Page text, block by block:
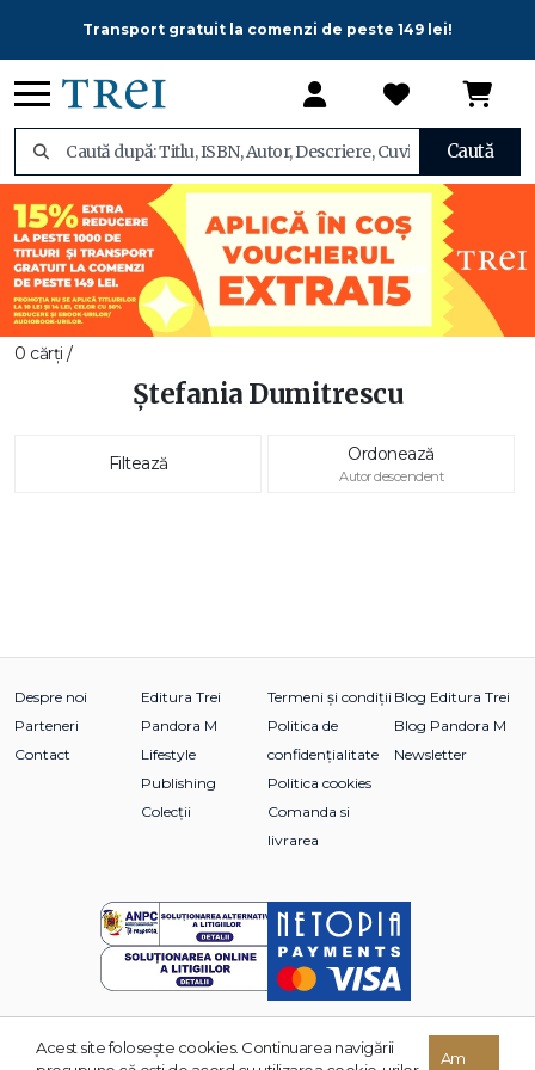
Transport gratuit la comenzi de peste 149 lei!
Caută
0 cărți /
Ștefania Dumitrescu
Filtează Ordonează
Autor descendent
Despre noi
Parteneri
Contact
Editura Trei
Pandora M
Lifestyle
Publishing
Colecții
Termeni și condiții
Politica de
confidențialitate
Politica cookies
Comanda si
livrarea
Blog Editura Trei
Blog Pandora M
Newsletter
© 2026 Grupul Editorial TREI. Toate drepturile rezervate.
Acest site foloseşte cookies. Continuarea navigării
Am